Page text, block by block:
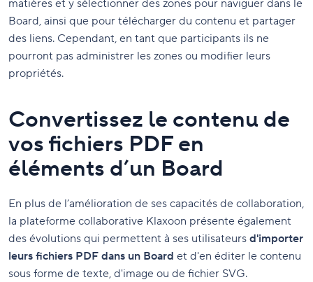
matières et y sélectionner des zones pour naviguer dans le
Board, ainsi que pour télécharger du contenu et partager
des liens. Cependant, en tant que participants ils ne
pourront pas administrer les zones ou modifier leurs
propriétés.
Convertissez le contenu de
vos fichiers PDF en
éléments d’un Board
En plus de l’amélioration de ses capacités de collaboration,
la plateforme collaborative Klaxoon présente également
des évolutions qui permettent à ses utilisateurs d'importer
leurs fichiers PDF dans un Board et d'en éditer le contenu
sous forme de texte, d'image ou de fichier SVG.